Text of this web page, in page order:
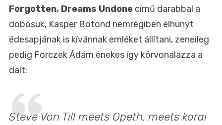
Forgotten, Dreams Undone című darabbal a
dobosuk, Kasper Botond nemrégiben elhunyt
édesapjának is kívánnak emléket állítani, zeneileg
pedig Forczek Ádám énekes így körvonalazza a
dalt:
Steve Von Till meets Opeth, meets korai